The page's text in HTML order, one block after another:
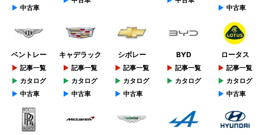
中古車
中古車
ベントレー
記事一覧
カタログ
中古車
キャデラック
記事一覧
カタログ
中古車
シボレー
記事一覧
カタログ
中古車
BYD
記事一覧
カタログ
ロータス
記事一覧
カタログ
中古車